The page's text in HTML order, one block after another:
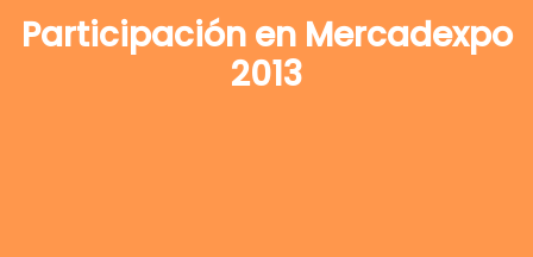
Participación en Mercadexpo
2013